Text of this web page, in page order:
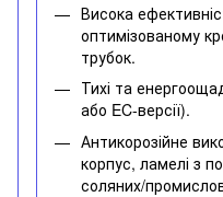
Висока
оптимізованому
трубок.
Тихі та
або EC-версії).
Антикорозійне
корпус, ламелі з
соляних/